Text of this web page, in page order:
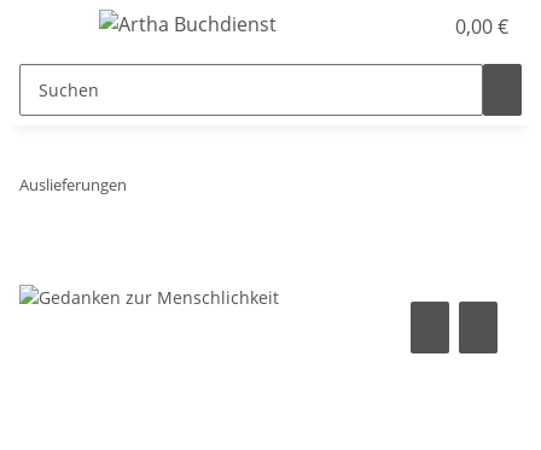
0,00 €
Auslieferungen